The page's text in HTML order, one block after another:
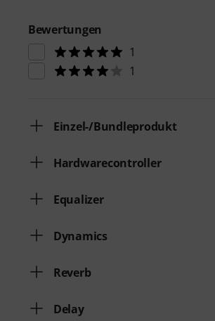
Bewertungen
1
1
Einzel-/Bundleprodukt
Hardwarecontroller
Equalizer
Dynamics
Reverb
Delay